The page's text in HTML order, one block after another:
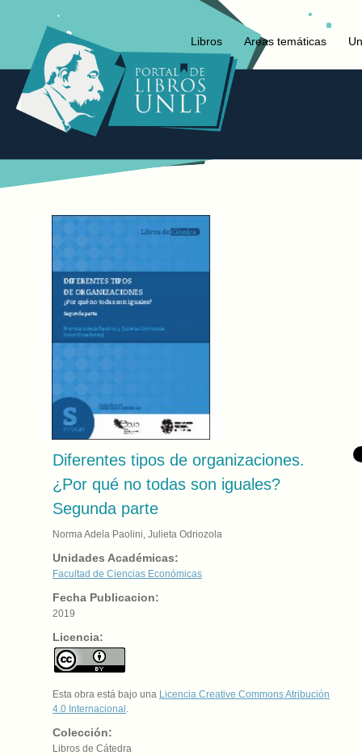
Libros Areas temáticas
Diferentes tipos de organizaciones.
¿Por qué no todas son iguales?
Segunda parte
Norma Adela Paolini, Julieta Odriozola
Unidades Académicas:
Facultad de Ciencias Económicas
Fecha Publicacion:
2019
Licencia:
Esta obra está bajo una Licencia Creative Commons Atribución
4.0 Internacional
Colección:
Libros de Cátedra